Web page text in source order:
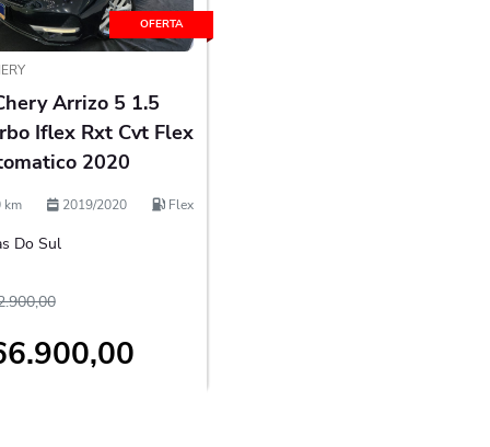
OFERTA
Arrizo 5 1.5
Iflex Rxt Cvt Flex
2020
2019/2020 Flex
Do Sul